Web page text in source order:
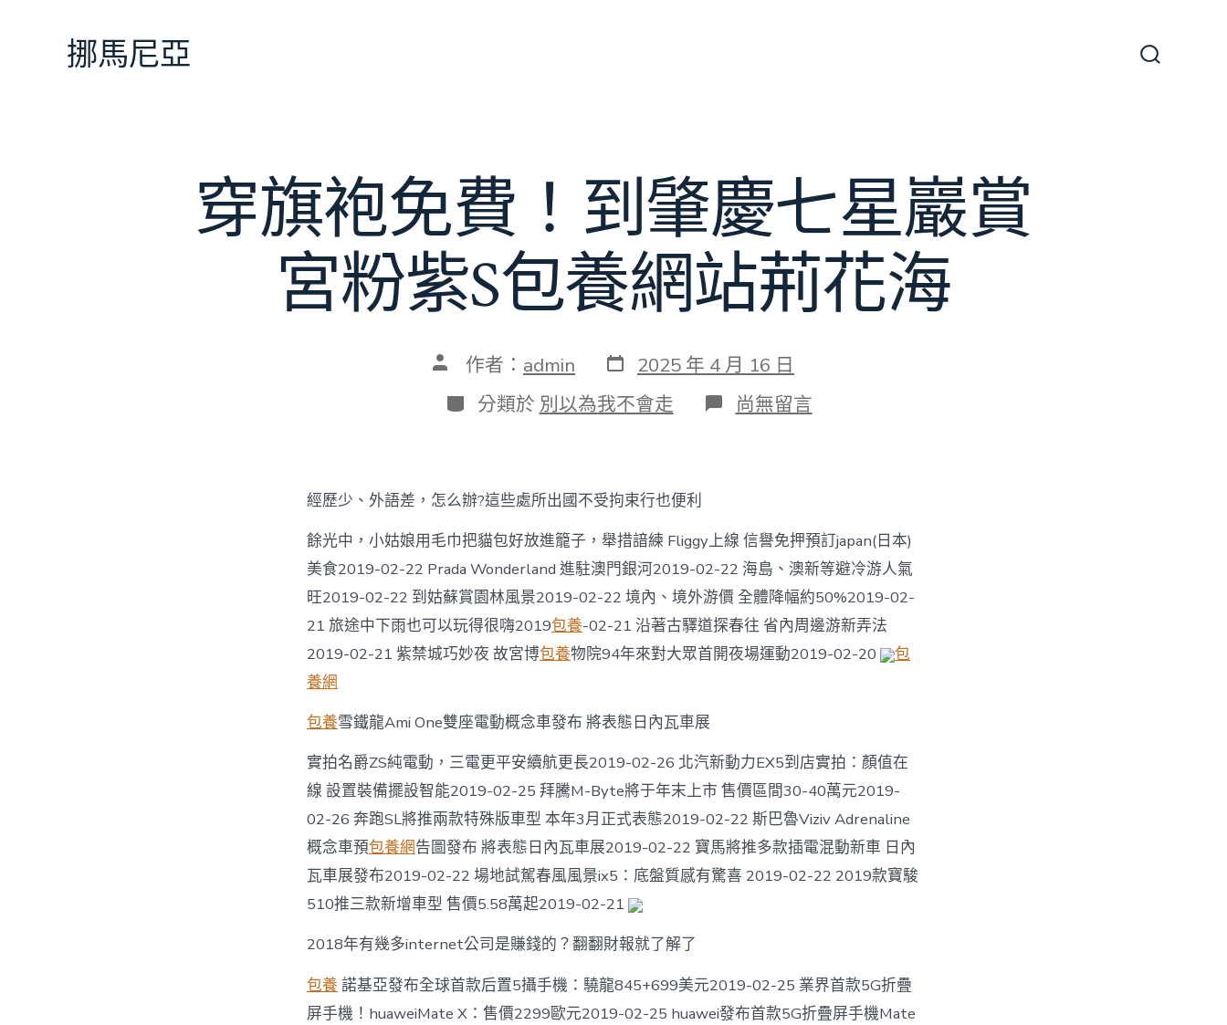
挪馬尼亞
穿旗袍免費！到肇慶七星巖賞
宮粉紫S包養網站荊花海
文
作
者
作者： admin 發
表
日
期
2025 年 4 月 16 日
分
類
分類於 別以為我不會走 在
〈穿
肇
慶
七
星
巖
賞
宮
粉
網
站
荊
花
海〉
中
尚無留言
經歷少、外語差，怎么辦?這些處所出國不受拘束行也便利
餘光中，小姑娘用毛巾把貓包好放進籠子，舉措諳練 Fliggy上線 信譽免押預訂japan(日本)
美食2019-02-22 Prada Wonderland 進駐澳門銀河2019-02-22 海島、澳新等避冷游人氣
旺2019-02-22 到姑蘇賞園林風景2019-02-22 境內、境外游價 全體降幅約50%2019-02-
21 旅途中下雨也可以玩得很嗨2019包養-02-21 沿著古驛道探春往 省內周邊游新弄法
2019-02-21 紫禁城巧妙夜 故宮博包養物院94年來對大眾首開夜場運動2019-02-20
包
養網
包養雪鐵龍Ami One雙座電動概念車發布 將表態日內瓦車展
實拍名爵ZS純電動，三電更平安續航更長2019-02-26 北汽新動力EX5到店實拍：顏值在
線 設置裝備擺設智能2019-02-25 拜騰M-Byte將于年末上市 售價區間30-40萬元2019-
02-26 奔跑SL將推兩款特殊版車型 本年3月正式表態2019-02-22 斯巴魯Viziv Adrenaline
概念車預包養網告圖發布 將表態日內瓦車展2019-02-22 寶馬將推多款插電混動新車 日內
瓦車展發布2019-02-22 場地試駕春風風景ix5：底盤質感有驚喜 2019-02-22 2019款寶駿
510推三款新增車型 售價5.58萬起2019-02-21
2018年有幾多internet公司是賺錢的？翻翻財報就了解了
包養 諾基亞發布全球首款后置5攝手機：驍龍845+699美元2019-02-25 業界首款5G折疊
屏手機！huaweiMate X：售價2299歐元2019-02-25 huawei發布首款5G折疊屏手機Mate